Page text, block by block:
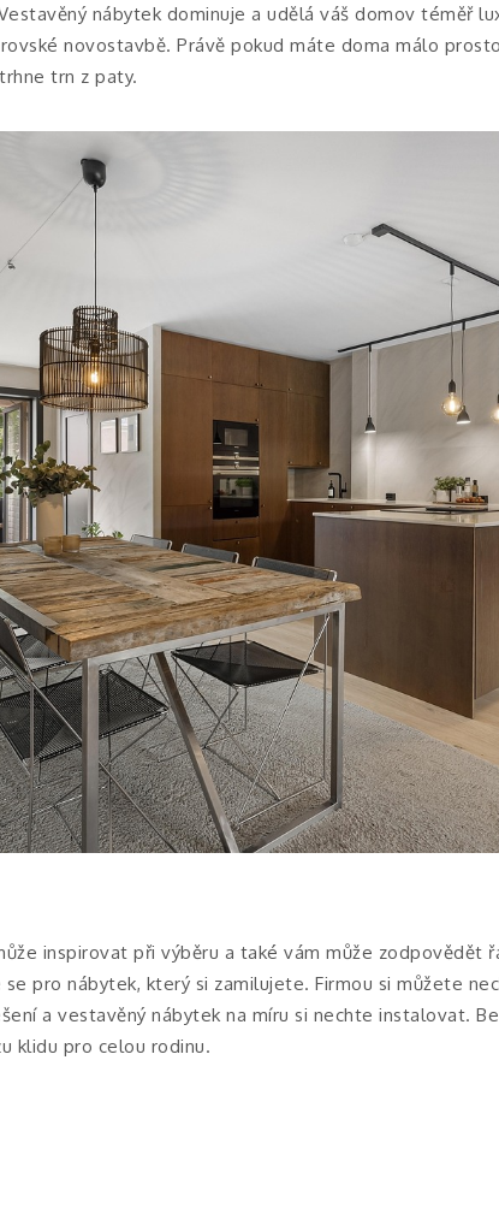
nábytek dominuje a udělá váš domov téměř
novostavbě. Právě pokud máte doma málo
trn z paty.
inspirovat při výběru a také vám může zodpovědět
pro nábytek, který si zamilujete. Firmou si můžete
a vestavěný nábytek na míru si nechte instalovat.
klidu pro celou rodinu.